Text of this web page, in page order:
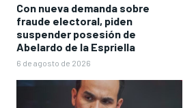
Con nueva demanda sobre
fraude electoral, piden
suspender posesión de
Abelardo de la Espriella
6 de agosto de 2026